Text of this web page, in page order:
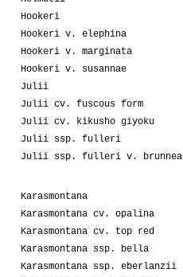
Hookeri
Hookeri v. elephina
Hookeri v. marginata
Hookeri v. susannae
Julii
Julii cv. fuscous form
Julii cv. kikusho giyoku
Julii ssp. fulleri
Julii ssp. fulleri v. brunnea
Karasmontana
Karasmontana cv. opalina
Karasmontana cv. top red
Karasmontana ssp. bella
Karasmontana ssp. eberlanzii